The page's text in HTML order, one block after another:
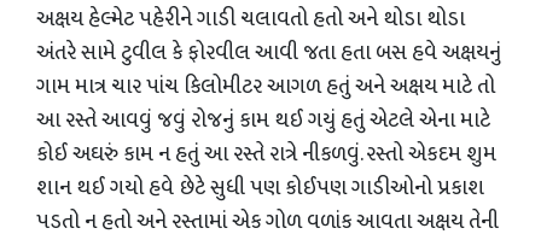
અક્ષય હેલ્મેટ પહેરીને ગાડી ચલાવતો હતો અને થોડા થોડા
અંતરે સામે ટુવીલ કે ફોરવીલ આવી જતા હતા બસ હવે અક્ષયનું
ગામ માત્ર ચાર પાંચ કિલોમીટર આગળ હતું અને અક્ષય માટે તો
આ રસ્તે આવવું જવું રોજનું કામ થઈ ગયું હતું એટલે એના માટે
કોઈ અઘરું કામ ન હતું આ રસ્તે રાત્રે નીકળવું. રસ્તો એકદમ શુમ
શાન થઈ ગયો હવે છેટે સુધી પણ કોઈપણ ગાડીઓનો પ્રકાશ
પડતો ન હતો અને રસ્તામાં એક ગોળ વળાંક આવતા અક્ષય તેની